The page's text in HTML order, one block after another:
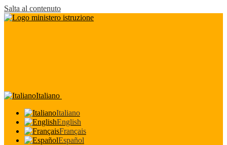
Salta al contenuto
Italiano
Italiano
English
Français
Español